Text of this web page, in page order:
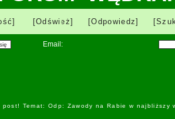
[Odśwież] [Odpowiedz]
Email:
post! Temat: Odp: Zawody na Rabie w